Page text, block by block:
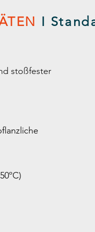
I
stoßfester